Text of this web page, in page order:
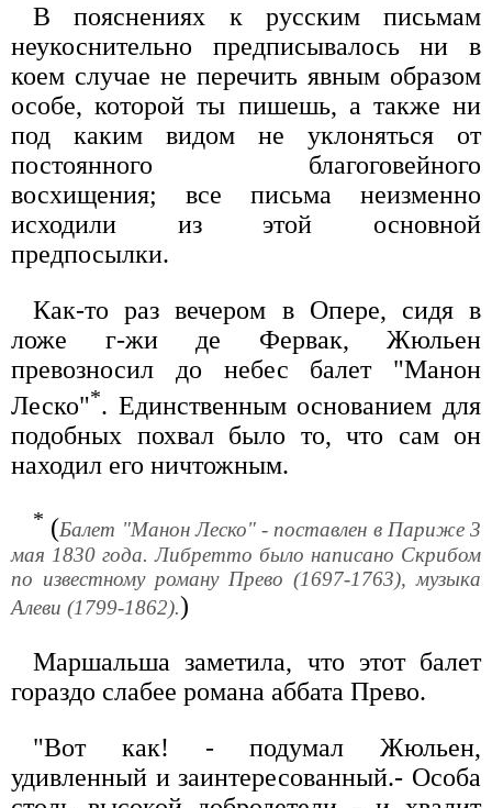
В пояснениях к русским письмам
неукоснительно предписывалось ни в
коем случае не перечить явным образом
особе, которой ты пишешь, а также ни
под каким видом не уклоняться от
постоянного благоговейного
восхищения; все письма неизменно
исходили из этой основной
предпосылки.
Как-то раз вечером в Опере, сидя в
ложе г-жи де Фервак, Жюльен
превозносил до небес балет "Манон
Леско"*. Единственным основанием для
подобных похвал было то, что сам он
находил его ничтожным.
* (Балет "Манон Леско" - поставлен в Париже 3
мая 1830 года. Либретто было написано Скрибом
по известному роману Прево (1697-1763), музыка
Алеви (1799-1862).)
Маршальша заметила, что этот балет
гораздо слабее романа аббата Прево.
"Вот как! - подумал Жюльен,
удивленный и заинтересованный.- Особа